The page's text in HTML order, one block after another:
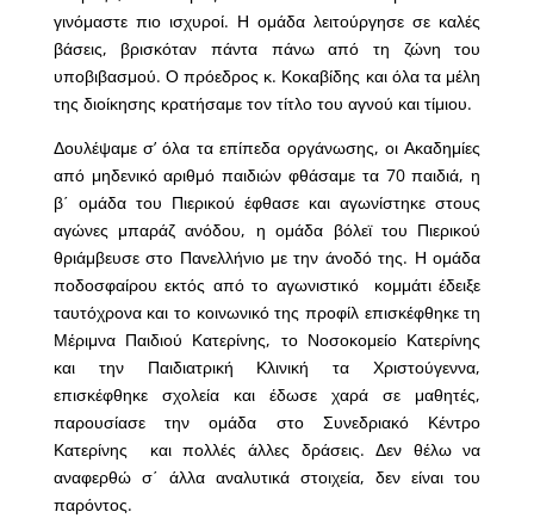
γινόμαστε πιο ισχυροί. Η ομάδα λειτούργησε σε καλές
βάσεις, βρισκόταν πάντα πάνω από τη ζώνη του
υποβιβασμού. Ο πρόεδρος κ. Κοκαβίδης και όλα τα μέλη
της διοίκησης κρατήσαμε τον τίτλο του αγνού και τίμιου.
Δουλέψαμε σ’ όλα τα επίπεδα οργάνωσης, οι Ακαδημίες
από μηδενικό αριθμό παιδιών φθάσαμε τα 70 παιδιά, η
β΄ ομάδα του Πιερικού έφθασε και αγωνίστηκε στους
αγώνες μπαράζ ανόδου, η ομάδα βόλεϊ του Πιερικού
θριάμβευσε στο Πανελλήνιο με την άνοδό της. Η ομάδα
ποδοσφαίρου εκτός από το αγωνιστικό κομμάτι έδειξε
ταυτόχρονα και το κοινωνικό της προφίλ επισκέφθηκε τη
Μέριμνα Παιδιού Κατερίνης, το Νοσοκομείο Κατερίνης
και την Παιδιατρική Κλινική τα Χριστούγεννα,
επισκέφθηκε σχολεία και έδωσε χαρά σε μαθητές,
παρουσίασε την ομάδα στο Συνεδριακό Κέντρο
Κατερίνης και πολλές άλλες δράσεις. Δεν θέλω να
αναφερθώ σ΄ άλλα αναλυτικά στοιχεία, δεν είναι του
παρόντος.